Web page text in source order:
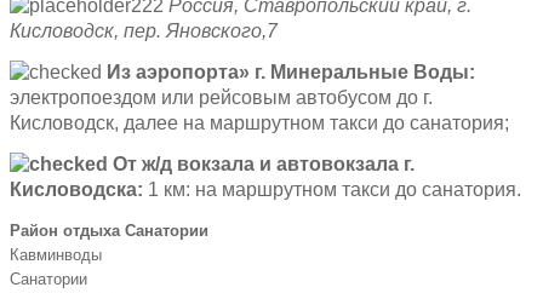
Россия, Ставропольский край, г.
Кисловодск, пер. Яновского,7
Из аэропорта» г. Минеральные Воды:
электропоездом или рейсовым автобусом до г.
Кисловодск, далее на маршрутном такси до санатория;
От ж/д вокзала и автовокзала г.
Кисловодска: 1 км: на маршрутном такси до санатория.
Район отдыха Санатории
Кавминводы
Санатории